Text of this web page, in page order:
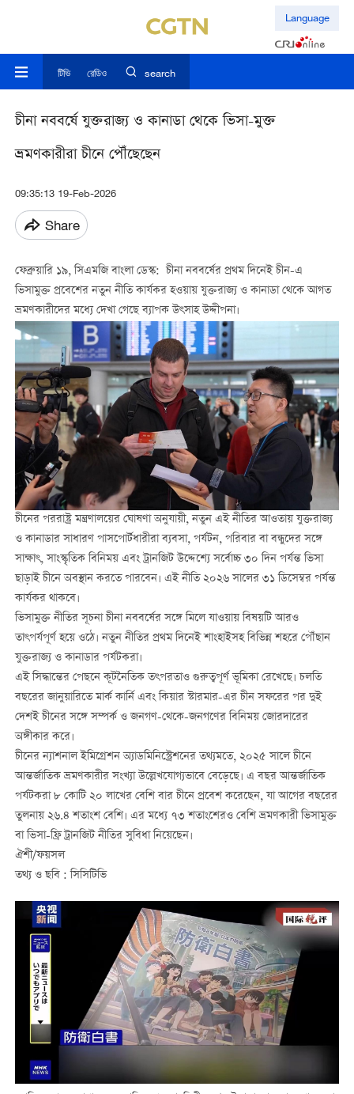
Language
টিভি রেডিও search
চীনা নববর্ষে যুক্তরাজ্য ও কানাডা থেকে ভিসা-মুক্ত
ভ্রমণকারীরা চীনে পৌঁছেছেন
09:35:13 19-Feb-2026
Share
ফেব্রুয়ারি ১৯, সিএমজি বাংলা ডেস্ক: চীনা নববর্ষের প্রথম দিনেই চীন-এ
ভিসামুক্ত প্রবেশের নতুন নীতি কার্যকর হওয়ায় যুক্তরাজ্য ও কানাডা থেকে আগত
ভ্রমণকারীদের মধ্যে দেখা গেছে ব্যাপক উৎসাহ উদ্দীপনা।
চীনের পররাষ্ট্র মন্ত্রণালয়ের ঘোষণা অনুযায়ী, নতুন এই নীতির আওতায় যুক্তরাজ্য
ও কানাডার সাধারণ পাসপোর্টধারীরা ব্যবসা, পর্যটন, পরিবার বা বন্ধুদের সঙ্গে
সাক্ষাৎ, সাংস্কৃতিক বিনিময় এবং ট্রানজিট উদ্দেশ্যে সর্বোচ্চ ৩০ দিন পর্যন্ত ভিসা
ছাড়াই চীনে অবস্থান করতে পারবেন। এই নীতি ২০২৬ সালের ৩১ ডিসেম্বর পর্যন্ত
কার্যকর থাকবে।
ভিসামুক্ত নীতির সূচনা চীনা নববর্ষের সঙ্গে মিলে যাওয়ায় বিষয়টি আরও
তাৎপর্যপূর্ণ হয়ে ওঠে। নতুন নীতির প্রথম দিনেই শাংহাইসহ বিভিন্ন শহরে পৌঁছান
যুক্তরাজ্য ও কানাডার পর্যটকরা।
এই সিদ্ধান্তের পেছনে কূটনৈতিক তৎপরতাও গুরুত্বপূর্ণ ভূমিকা রেখেছে। চলতি
বছরের জানুয়ারিতে মার্ক কার্নি এবং কিয়ার স্টারমার-এর চীন সফরের পর দুই
দেশই চীনের সঙ্গে সম্পর্ক ও জনগণ-থেকে-জনগণের বিনিময় জোরদারের
অঙ্গীকার করে।
চীনের ন্যাশনাল ইমিগ্রেশন অ্যাডমিনিস্ট্রেশনের তথ্যমতে, ২০২৫ সালে চীনে
আন্তর্জাতিক ভ্রমণকারীর সংখ্যা উল্লেখযোগ্যভাবে বেড়েছে। এ বছর আন্তর্জাতিক
পর্যটকরা ৮ কোটি ২০ লাখের বেশি বার চীনে প্রবেশ করেছেন, যা আগের বছরের
তুলনায় ২৬.৪ শতাংশ বেশি। এর মধ্যে ৭৩ শতাংশেরও বেশি ভ্রমণকারী ভিসামুক্ত
বা ভিসা-ফ্রি ট্রানজিট নীতির সুবিধা নিয়েছেন।
ঐশী/ফয়সল
তথ্য ও ছবি : সিসিটিভি